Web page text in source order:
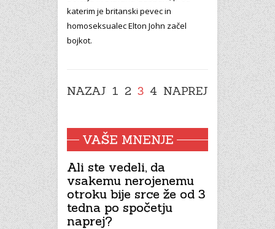
katerim je britanski pevec in
homoseksualec Elton John začel
bojkot.
NAZAJ 1 2 3 4 NAPREJ
VAŠE MNENJE
Ali ste vedeli, da
vsakemu nerojenemu
otroku bije srce že od 3
tedna po spočetju
naprej?